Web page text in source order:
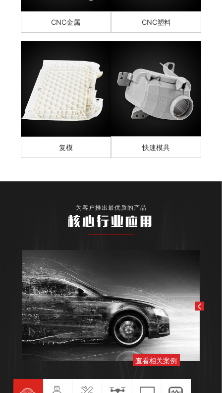
CNC金属 CNC塑料
复模 快速模具
为客户推出最优质的产品
核心行业应用
查看相关案例